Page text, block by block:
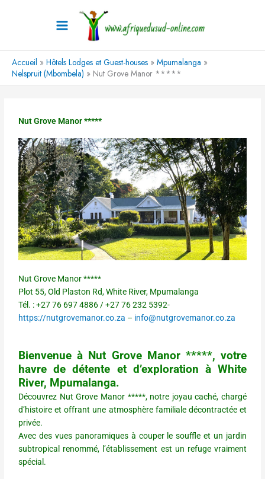
Accueil Hôtels Lodges et Guest-houses
Mpumalanga
Nelspruit (Mbombela)
Nut Grove Manor *****
Nut Grove Manor *****
Nut Grove Manor *****
Plot 55, Old Plaston Rd, White River, Mpumalanga
Tél. : +27 76 697 4886 / +27 76 232 5392-
https://nutgrovemanor.co.za – info@nutgrovemanor.co.za
Bienvenue à Nut Grove Manor *****, votre
havre de détente et d’exploration à White
River, Mpumalanga.
Découvrez Nut Grove Manor *****, notre joyau caché, chargé
d’histoire et offrant une atmosphère familiale décontractée et
privée.
Avec des vues panoramiques à couper le souffle et un jardin
subtropical renommé, l’établissement est un refuge vraiment
spécial.